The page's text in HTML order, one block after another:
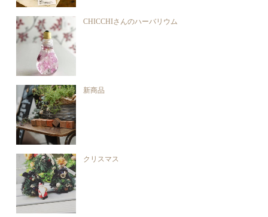
CHICCHIさんのハーバリウム
新商品
クリスマス